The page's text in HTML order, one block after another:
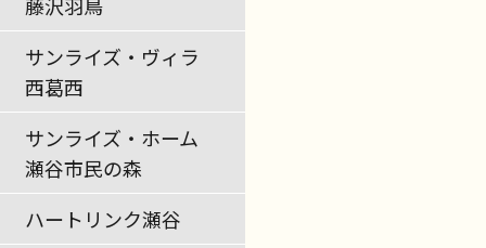
サンライズ・ヴィラ
西葛西
サンライズ・ホーム
瀬谷市民の森
ハートリンク瀬谷